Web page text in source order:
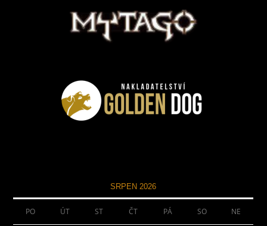
SRPEN 2026
PO ÚT ST ČT PÁ SO NE